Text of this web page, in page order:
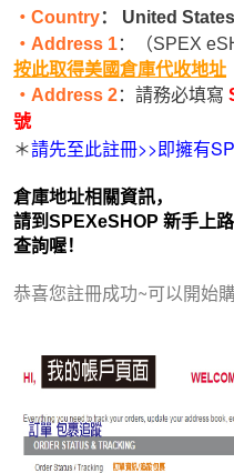
‧Country： United States
‧Address 1： （SPEX
按此取得美國倉庫代收地址
‧Address 2：請務必填寫
號
＊請先至此註冊>>即擁有
倉庫地址相關資訊，
請到SPEXeSHOP 新手上
查詢喔！
恭喜您註冊成功~可以開始